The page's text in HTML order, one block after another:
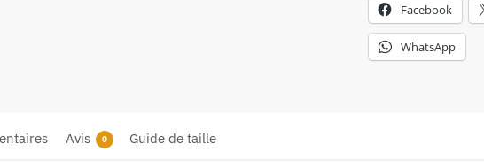
Facebook
WhatsApp
Avis 0 Guide de taille